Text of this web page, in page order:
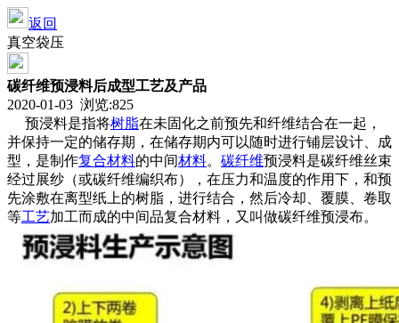
返回
真空袋压
碳纤维预浸料后成型工艺及产品
2020-01-03 浏览:825
预浸料是指将树脂在未固化之前预先和纤维结合在一起，
并保持一定的储存期，在储存期内可以随时进行铺层设计、成
型，是制作复合材料的中间材料。 碳纤维预浸料是碳纤维丝束
经过展纱（或碳纤维编织布），在压力和温度的作用下，和预
先涂敷在离型纸上的树脂，进行结合，然后冷却、覆膜、卷取
等工艺加工而成的中间品复合材料，又叫做碳纤维预浸布。